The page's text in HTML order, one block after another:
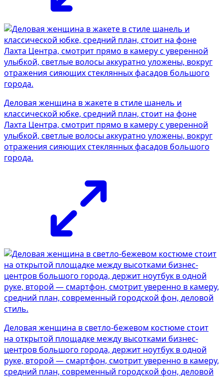
Деловая женщина в жакете в стиле шанель и
классической юбке, средний план, стоит на фоне
Лахта Центра, смотрит прямо в камеру с уверенной
улыбкой, светлые волосы аккуратно уложены, вокруг
отражения сияющих стеклянных фасадов большого
города.
Деловая женщина в светло-бежевом костюме стоит
на открытой площадке между высотками бизнес-
центров большого города, держит ноутбук в одной
руке, второй — смартфон, смотрит уверенно в камеру,
средний план, современный городской фон, деловой